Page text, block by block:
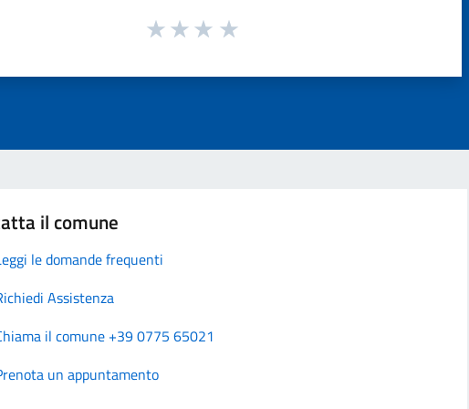
il comune
le domande frequenti
Assistenza
il comune +39 0775 65021
un appuntamento